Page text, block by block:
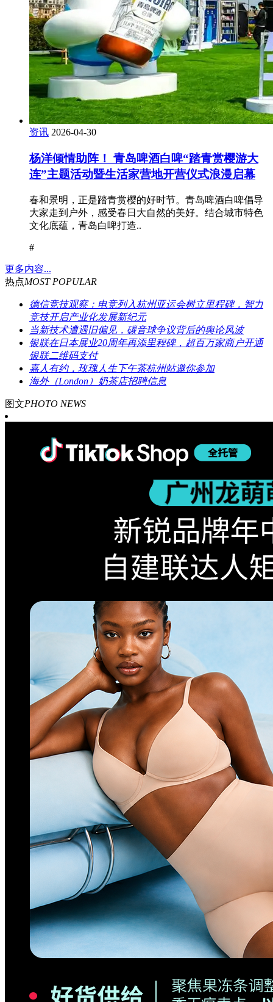
资讯 2026-04-30
杨洋倾情助阵！ 青岛啤酒白啤“踏青赏樱游大
连”主题活动暨生活家营地开营仪式浪漫启幕
春和景明，正是踏青赏樱的好时节。青岛啤酒白啤倡导
大家走到户外，感受春日大自然的美好。结合城市特色
文化底蕴，青岛白啤打造..
#
更多内容...
热点MOST POPULAR
德信竞技观察：电竞列入杭州亚运会树立里程碑，智力
竞技开启产业化发展新纪元
当新技术遭遇旧偏见，碳音球争议背后的舆论风波
银联在日本展业20周年再添里程碑，超百万家商户开通
银联二维码支付
嘉人有约，玫瑰人生下午茶杭州站邀你参加
海外（London）奶茶店招聘信息
图文PHOTO NEWS